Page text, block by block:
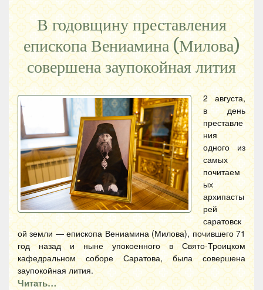
В годовщину преставления
епископа Вениамина (Милова)
совершена заупокойная лития
2 августа,
в день
преставле
ния
одного из
самых
почитаем
ых
архипасты
рей
саратовск
ой земли — епископа Вениамина (Милова), почившего 71
год назад и ныне упокоенного в Свято-Троицком
кафедральном соборе Саратова, была совершена
заупокойная лития.
Читать…